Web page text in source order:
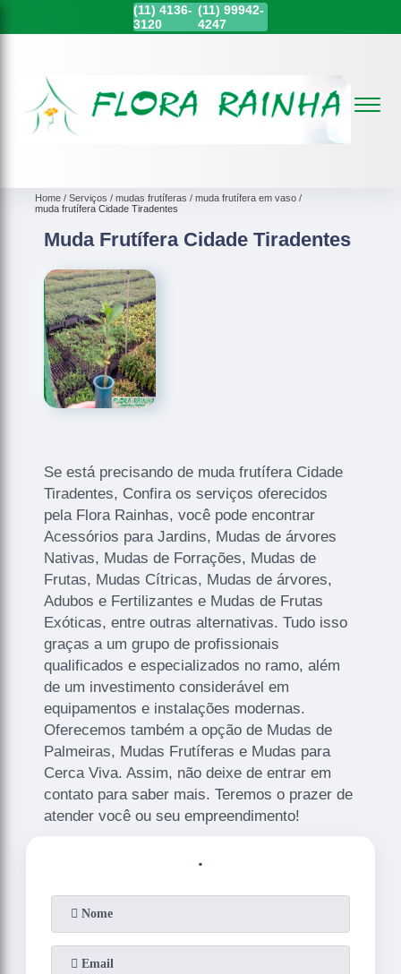
(11) 4136-
3120
(11)99942-
4247
Home Serviços mudas frutíferas
muda frutífera em vaso
muda frutífera Cidade Tiradentes
Muda Frutífera Cidade Tiradentes
Se está precisando de muda frutífera Cidade
Tiradentes, Confira os serviços oferecidos
pela Flora Rainhas, você pode encontrar
Acessórios para Jardins, Mudas de árvores
Nativas, Mudas de Forrações, Mudas de
Frutas, Mudas Cítricas, Mudas de árvores,
Adubos e Fertilizantes e Mudas de Frutas
Exóticas, entre outras alternativas. Tudo isso
graças a um grupo de profissionais
qualificados e especializados no ramo, além
de um investimento considerável em
equipamentos e instalações modernas.
Oferecemos também a opção de Mudas de
Palmeiras, Mudas Frutíferas e Mudas para
Cerca Viva. Assim, não deixe de entrar em
contato para saber mais. Teremos o prazer de
atender você ou seu empreendimento!
.